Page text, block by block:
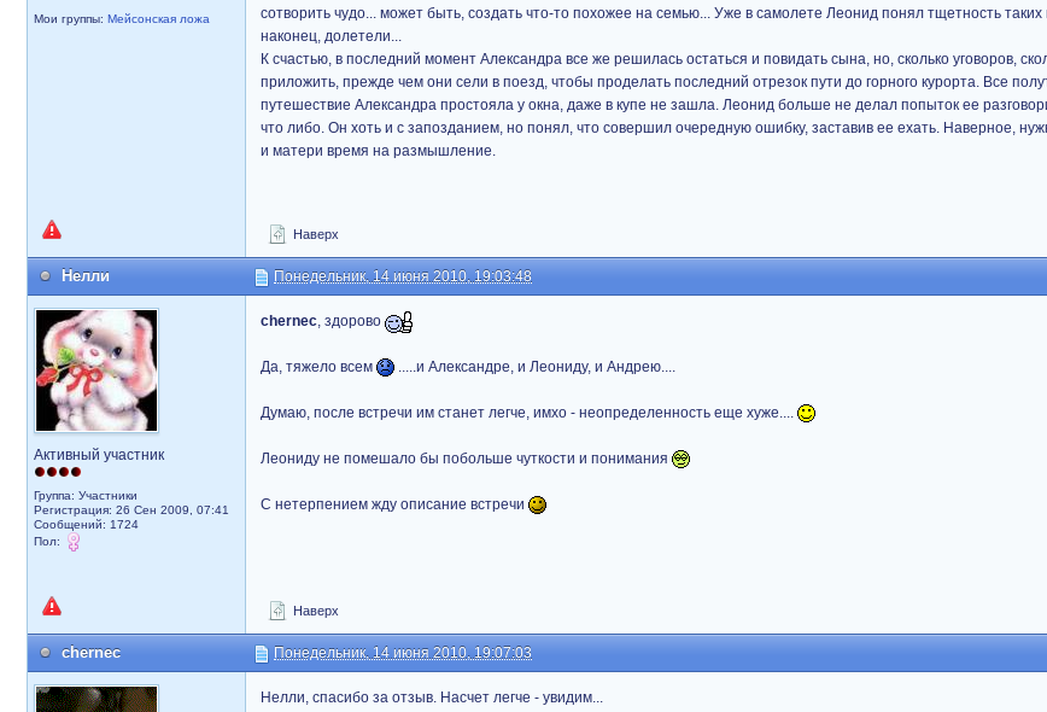
Мои группы: Мейсонская ложа
сотворить чудо... может быть, создать что-то похожее на семью... Уже в самолете Леонид понял тщетность таких
наконец, долетели...
К счастью, в последний момент Александра все же решилась остаться и повидать сына, но, сколько уговоров,
приложить, прежде чем они сели в поезд, чтобы проделать последний отрезок пути до горного курорта. Все
путешествие Александра простояла у окна, даже в купе не зашла. Леонид больше не делал попыток ее
что либо. Он хоть и с запозданием, но понял, что совершил очередную ошибку, заставив ее ехать. Наверное,
и матери время на размышление.
Наверх
Нелли Понедельник, 14 июня 2010, 19:03:48
Активный участник
Группа: Участники
Регистрация: 26 Сен 2009, 07:41
Сообщений: 1724
Пол:
chernec, здорово
Да, тяжело всем .....и Александре, и Леониду, и Андрею....
Думаю, после встречи им станет легче, имхо - неопределенность еще хуже....
Леониду не помешало бы побольше чуткости и понимания
С нетерпением жду описание встречи
Наверх
chernec Понедельник, 14 июня 2010, 19:07:03
Нелли, спасибо за отзыв. Насчет легче - увидим...